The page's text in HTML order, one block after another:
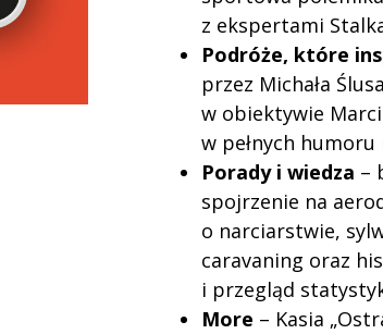
z ekspertami
Podróże, które
przez Michała
w obiektywie
w pełnych
Porady i wiedza –
spojrzenie na
o narciarstwie,
caravaning oraz
i przegląd
More – Kasia